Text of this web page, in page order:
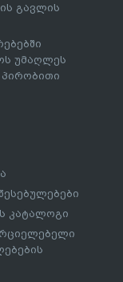
გავლის
უმაღლეს
კატალოგი